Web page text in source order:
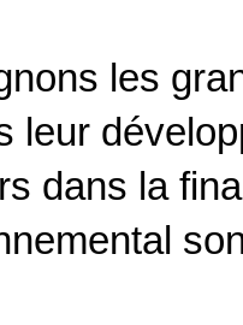
les
leur
dans la